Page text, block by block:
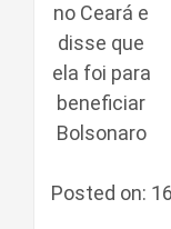
no Ceará e
disse que
ela foi para
beneficiar
Bolsonaro
Posted on: